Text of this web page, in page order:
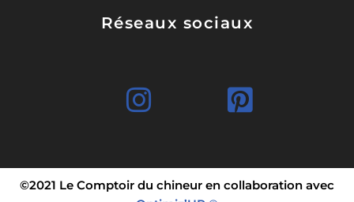
Réseaux sociaux
©2021 Le Comptoir du chineur en collaboration avec